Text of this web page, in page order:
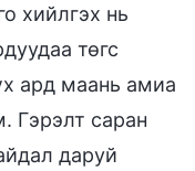
хийлгэх нь
төгс
ард маань амиа
Гэрэлт саран
даруй